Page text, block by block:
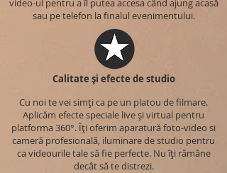
video-ul pentru a îl putea accesa când ajung acasă
sau pe telefon la finalul evenimentului.
Calitate și efecte de studio
Cu noi te vei simți ca pe un platou de filmare.
Aplicăm efecte speciale live și virtual pentru
platforma 360°. Îți oferim aparatură foto-video si
cameră profesională, iluminare de studio pentru
ca videourile tale să fie perfecte. Nu îți rămâne
decât să te distrezi.